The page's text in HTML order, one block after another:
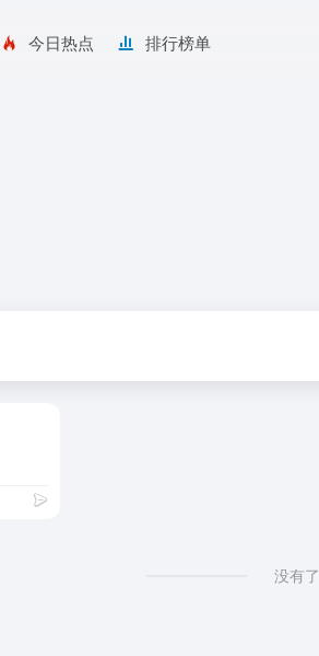
今日热点 排行榜单
没有了